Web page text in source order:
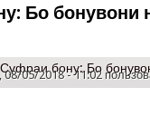
Бо бонувони
08/05/2018 - 11:02
бону: Бо